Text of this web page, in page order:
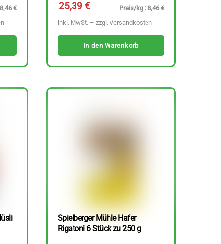
€
25,39€
Preis/kg : 8,46 €
inkl. MwSt. – zzgl. Versandkosten
In den Warenkorb
Spielberger Mühle Hafer
Rigatoni 6 Stück zu 250 g